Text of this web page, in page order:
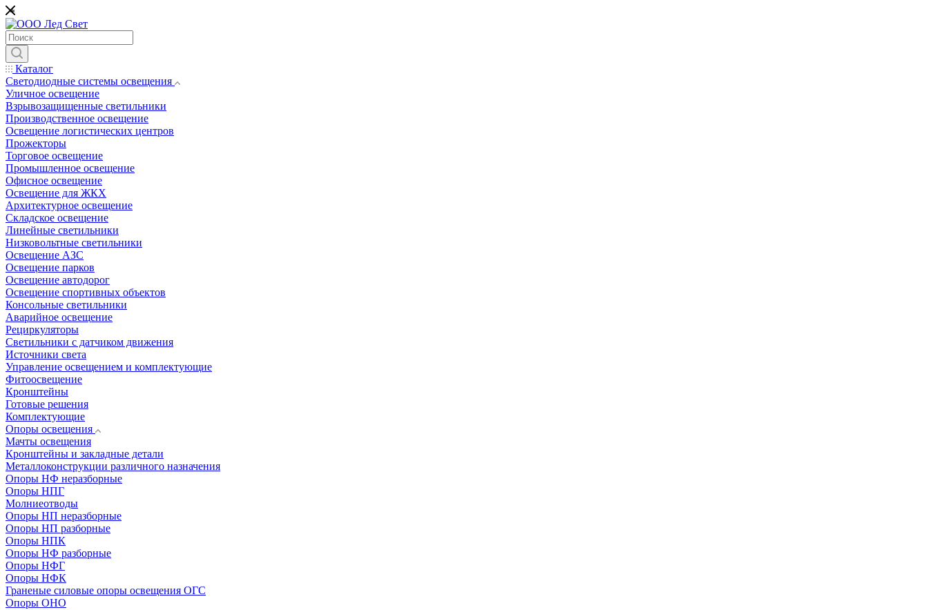
Каталог
Светодиодные системы освещения
Уличное освещение
Взрывозащищенные светильники
Производственное освещение
Освещение логистических центров
Прожекторы
Торговое освещение
Промышленное освещение
Офисное освещение
Освещение для ЖКХ
Архитектурное освещение
Складское освещение
Линейные светильники
Низковольтные светильники
Освещение АЗС
Освещение парков
Освещение автодорог
Освещение спортивных объектов
Консольные светильники
Аварийное освещение
Рециркуляторы
Светильники с датчиком движения
Источники света
Управление освещением и комплектующие
Фитоосвещение
Кронштейны
Готовые решения
Комплектующие
Опоры освещения
Мачты освещения
Кронштейны и закладные детали
Металлоконструкции различного назначения
Опоры НФ неразборные
Опоры НПГ
Молниеотводы
Опоры НП неразборные
Опоры НП разборные
Опоры НПК
Опоры НФ разборные
Опоры НФГ
Опоры НФК
Граненые силовые опоры освещения ОГС
Опоры ОНО
*